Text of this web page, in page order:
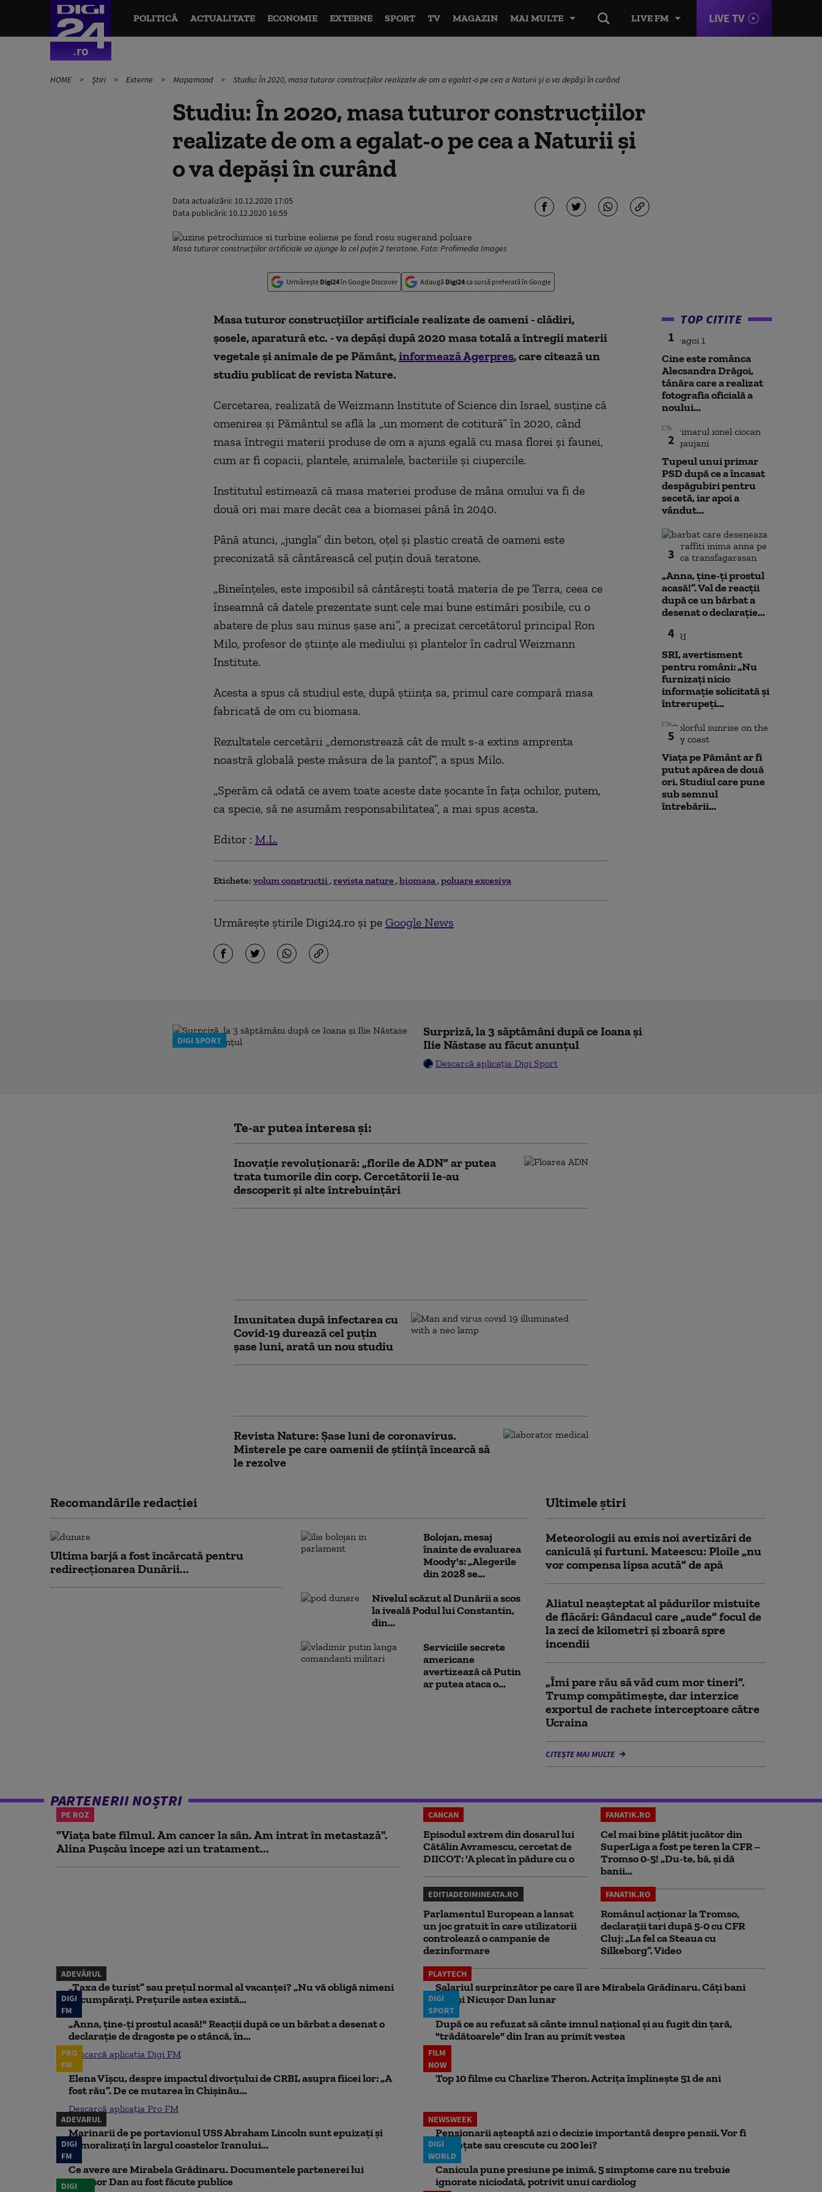
LIVE FM LIVE TV
POLITICĂ ACTUALITATE ECONOMIE EXTERNE SPORT TV MAGAZIN MAI MULTE
HOME Știri Externe Mapamond Studiu: În 2020, masa tuturor construcțiilor realizate de om a egalat-o pe cea a Naturii și o va depăși în curând
Studiu: În 2020, masa tuturor construcțiilor
realizate de om a egalat-o pe cea a Naturii și
o va depăși în curând
Data actualizării: 10.12.2020 17:05
Data publicării: 10.12.2020 16:59
Masa tuturor construcțiilor artificiale va ajunge la cel puțin 2 teratone. Foto: Profimedia Images
Urmărește Digi24în Google Discover Adaugă Digi24ca sursă preferată în Google
Masa tuturor construcțiilor artificiale realizate de oameni - clădiri,
șosele, aparatură etc. - va depăși după 2020 masa totală a întregii materii
vegetale și animale de pe Pământ,informează Agerpres, care citează un
studiu publicat de revista Nature.
Cercetarea, realizată de Weizmann Institute of Science din Israel, susţine că
omenirea şi Pământul se află la „un moment de cotitură” în 2020, când
masa întregii materii produse de om a ajuns egală cu masa florei şi faunei,
cum ar fi copacii, plantele, animalele, bacteriile şi ciupercile.
Institutul estimează că masa materiei produse de mâna omului va fi de
două ori mai mare decât cea a biomasei până în 2040.
Până atunci, „jungla” din beton, oţel şi plastic creată de oameni este
preconizată să cântărească cel puţin două teratone.
„Bineînţeles, este imposibil să cântăreşti toată materia de pe Terra, ceea ce
înseamnă că datele prezentate sunt cele mai bune estimări posibile, cu o
abatere de plus sau minus şase ani”, a precizat cercetătorul principal Ron
Milo, profesor de ştiinţe ale mediului şi plantelor în cadrul Weizmann
Institute.
Acesta a spus că studiul este, după ştiinţa sa, primul care compară masa
fabricată de om cu biomasa.
Rezultatele cercetării „demonstrează cât de mult s-a extins amprenta
noastră globală peste măsura de la pantof”, a spus Milo.
„Sperăm că odată ce avem toate aceste date şocante în faţa ochilor, putem,
ca specie, să ne asumăm responsabilitatea”, a mai spus acesta.
Editor : M.L.
Etichete: volum constructii revista nature biomasa poluare excesiva
Urmărește știrile Digi24.ro și pe Google News
TOP CITITE
1
Cine este românca
Alecsandra Drăgoi,
tânăra care a realizat
fotografia oficială a
noului...
2
Tupeul unui primar
PSD după ce a încasat
despăgubiri pentru
secetă, iar apoi a
vândut...
3
„Anna, ţine-ţi prostul
acasă!”. Val de reacții
după ce un bărbat a
desenat o declarație...
4
SRI, avertisment
pentru români: „Nu
furnizați nicio
informație solicitată și
întrerupeți...
5
Viața pe Pământ ar fi
putut apărea de două
ori. Studiul care pune
sub semnul
întrebării...
DIGI SPORT
Surpriză, la 3 săptămâni după ce Ioana și
Ilie Năstase au făcut anunțul
Descarcă aplicația Digi Sport
Te-ar putea interesa și:
Inovație revoluționară: „florile de ADN” ar putea
trata tumorile din corp. Cercetătorii le-au
descoperit și alte întrebuințări
Imunitatea după infectarea cu
Covid-19 durează cel puţin
şase luni, arată un nou studiu
Revista Nature: Şase luni de coronavirus.
Misterele pe care oamenii de ştiinţă încearcă să
le rezolve
Recomandările redacţiei
Ultima barjă a fost încărcată pentru
redirecționarea Dunării...
Bolojan, mesaj
înainte de evaluarea
Moody's: „Alegerile
din 2028 se...
Nivelul scăzut al Dunării a scos
la iveală Podul lui Constantin,
din...
Serviciile secrete
americane
avertizează că Putin
ar putea ataca o...
Ultimele știri
Meteorologii au emis noi avertizări de
caniculă și furtuni. Mateescu: Ploile „nu
vor compensa lipsa acută” de apă
Aliatul neașteptat al pădurilor mistuite
de flăcări: Gândacul care „aude” focul de
la zeci de kilometri și zboară spre
incendii
„Îmi pare rău să văd cum mor tineri”.
Trump compătimește, dar interzice
exportul de rachete interceptoare către
Ucraina
CITEȘTE MAI MULTE
PARTENERII NOȘTRI
PE ROZ
"Viața bate filmul. Am cancer la sân. Am intrat în metastază".
Alina Pușcău începe azi un tratament...
CANCAN
Episodul extrem din dosarul lui
Cătălin Avramescu, cercetat de
DIICOT: 'A plecat în pădure cu o
FANATIK.RO
Cel mai bine plătit jucător din
SuperLiga a fost pe teren la CFR –
Tromso 0-5! „Du-te, bă, și dă
banii...
EDITIADEDIMINEATA.RO
Parlamentul European a lansat
un joc gratuit în care utilizatorii
controlează o campanie de
dezinformare
FANATIK.RO
Românul acționar la Tromso,
declarații tari după 5-0 cu CFR
Cluj: „La fel ca Steaua cu
Silkeborg”. Video
ADEVĂRUL
„Taxa de turist” sau prețul normal al vacanței? „Nu vă obligă nimeni
să cumpărați. Prețurile astea există...
PLAYTECH
Salariul surprinzător pe care îl are Mirabela Grădinaru. Câţi bani
face şi Nicuşor Dan lunar
DIGI
FM
„Anna, ţine-ţi prostul acasă!" Reacţii după ce un bărbat a desenat o
declaraţie de dragoste pe o stâncă, în...
Descarcă aplicația Digi FM
DIGI
SPORT
După ce au refuzat să cânte imnul naţional şi au fugit din ţară,
"trădătoarele" din Iran au primit vestea
PRO
FM
Elena Vîșcu, despre impactul divorțului de CRBL asupra fiicei lor: „A
fost rău”. De ce mutarea în Chișinău...
Descarcă aplicația Pro FM
FILM
NOW
Top 10 filme cu Charlize Theron. Actrița împlinește 51 de ani
ADEVARUL
Marinarii de pe portavionul USS Abraham Lincoln sunt epuizați și
demoralizați în largul coastelor Iranului...
NEWSWEEK
Pensionarii așteaptă azi o decizie importantă despre pensii. Vor fi
înghețate sau crescute cu 200 lei?
DIGI
FM
Ce avere are Mirabela Grădinaru. Documentele partenerei lui
Nicușor Dan au fost făcute publice
DIGI
WORLD
Canicula pune presiune pe inimă. 5 simptome care nu trebuie
ignorate niciodată, potrivit unui cardiolog
DIGI